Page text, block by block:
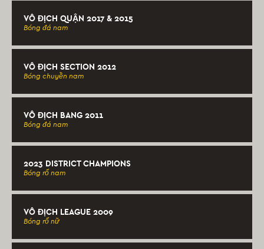
VÔ ĐỊCH QUẬN 2017 & 2015
Bóng đá nam
VÔ ĐỊCH SECTION 2012
Bóng chuyền nam
VÔ ĐỊCH BANG 2011
Bóng đá nam
2023 DISTRICT CHAMPIONS
Bóng rổ nam
VÔ ĐỊCH LEAGUE 2009
Bóng rổ nữ